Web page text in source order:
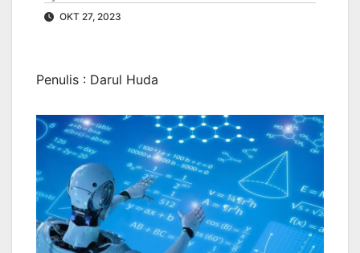
OKT 27, 2023
Penulis : Darul Huda